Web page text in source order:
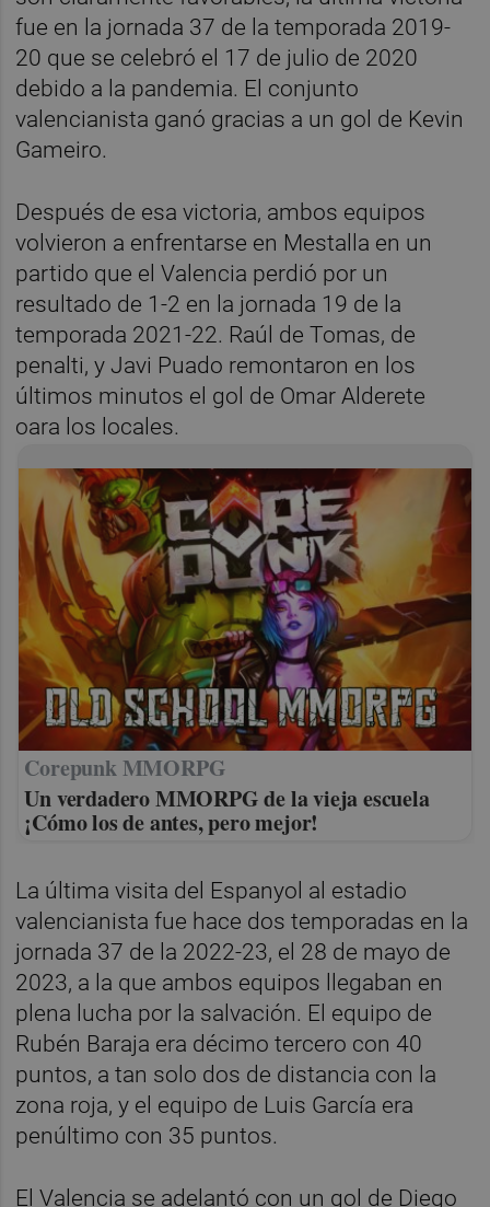
fue en la jornada 37 de la temporada 2019-
20 que se celebró el 17 de julio de 2020
debido a la pandemia. El conjunto
valencianista ganó gracias a un gol de Kevin
Gameiro.
Después de esa victoria, ambos equipos
volvieron a enfrentarse en Mestalla en un
partido que el Valencia perdió por un
resultado de 1-2 en la jornada 19 de la
temporada 2021-22. Raúl de Tomas, de
penalti, y Javi Puado remontaron en los
últimos minutos el gol de Omar Alderete
oara los locales.
Corepunk MMORPG
Un verdadero MMORPG de la vieja escuela
¡Cómo los de antes, pero mejor!
La última visita del Espanyol al estadio
valencianista fue hace dos temporadas en la
jornada 37 de la 2022-23, el 28 de mayo de
2023, a la que ambos equipos llegaban en
plena lucha por la salvación. El equipo de
Rubén Baraja era décimo tercero con 40
puntos, a tan solo dos de distancia con la
zona roja, y el equipo de Luis García era
penúltimo con 35 puntos.
El Valencia se adelantó con un gol de Diego